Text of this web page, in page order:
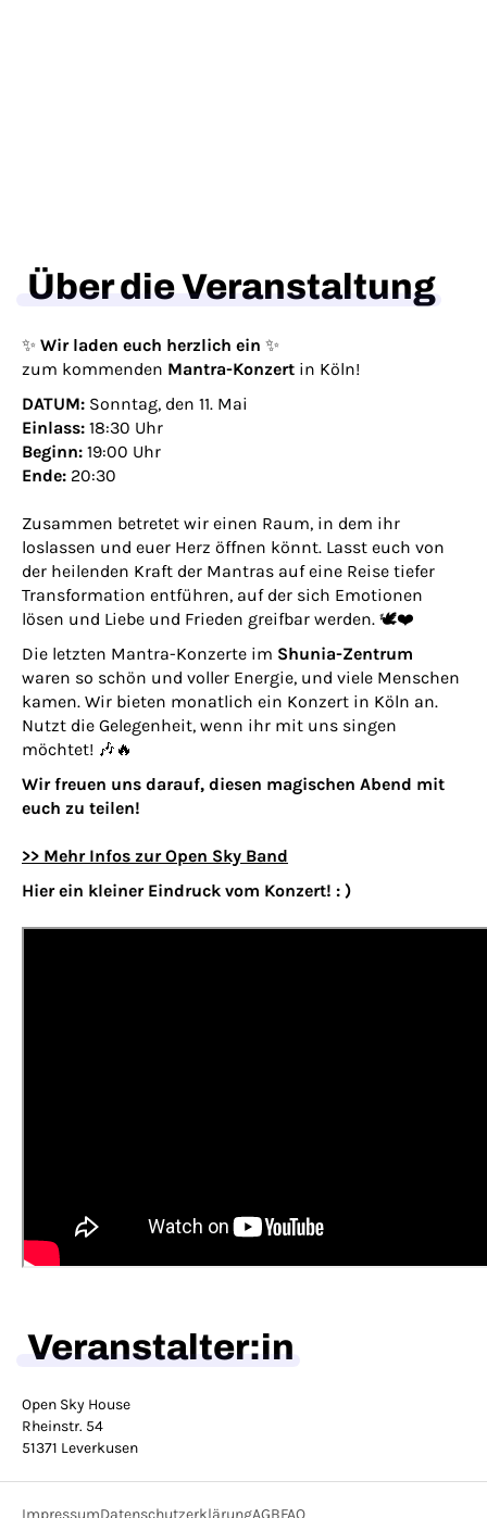
Über die Veranstaltung
✨ Wir laden euch herzlich ein ✨
zum kommenden Mantra-Konzert in Köln!
DATUM: Sonntag, den 11. Mai
Einlass: 18:30 Uhr
Beginn: 19:00 Uhr
Ende: 20:30
Zusammen betretet wir einen Raum, in dem ihr
loslassen und euer Herz öffnen könnt. Lasst euch von
der heilenden Kraft der Mantras auf eine Reise tiefer
Transformation entführen, auf der sich Emotionen
lösen und Liebe und Frieden greifbar werden. 🕊️❤️
Die letzten Mantra-Konzerte im Shunia-Zentrum
waren so schön und voller Energie, und viele Menschen
kamen. Wir bieten monatlich ein Konzert in Köln an.
Nutzt die Gelegenheit, wenn ihr mit uns singen
möchtet! 🎶🔥
Wir freuen uns darauf, diesen magischen Abend mit
euch zu teilen!
>> Mehr Infos zur Open Sky Band
Hier ein kleiner Eindruck vom Konzert! : )
Veranstalter:in
Open Sky House
Rheinstr. 54
51371 Leverkusen
ImpressumDatenschutzerklärungAGBFAQ